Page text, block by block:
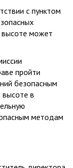
с пунктом
может
пройти
безопасным
в
методам